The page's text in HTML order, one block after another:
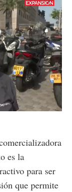
es la
para ser
que permite